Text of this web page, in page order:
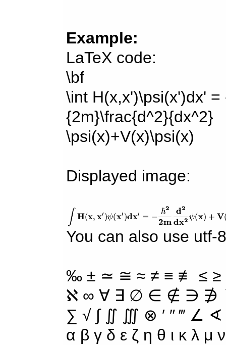
Example:
LaTeX code:
\bf
\int H(x,x')\psi(x')dx'
{2m}\frac{d^2}{dx^2}
\psi(x)+V(x)\psi(x)
Displayed image:
You can also use utf-
‰ ± ≃ ≅ ≈ ≠ ≡ ≢ ≤
ℵ ∞ ∀ ∃ ∅ ∈ ∉ ∋ ∌
∑ √ ∫ ∬ ∭ ⊗ ′ ″ ‴ ∠
α β γ δ ε ζ η θ ι κ λ